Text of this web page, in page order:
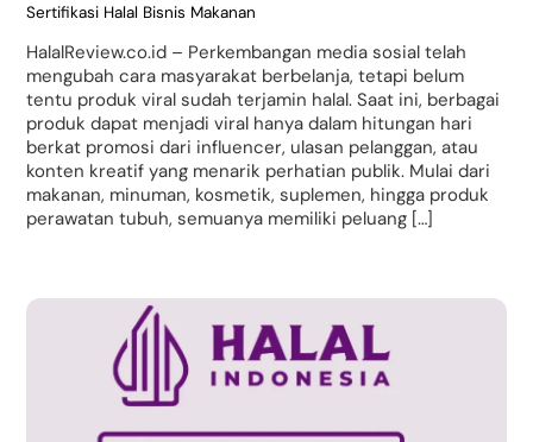
Sertifikasi Halal Bisnis Makanan
HalalReview.co.id – Perkembangan media sosial telah
mengubah cara masyarakat berbelanja, tetapi belum
tentu produk viral sudah terjamin halal. Saat ini, berbagai
produk dapat menjadi viral hanya dalam hitungan hari
berkat promosi dari influencer, ulasan pelanggan, atau
konten kreatif yang menarik perhatian publik. Mulai dari
makanan, minuman, kosmetik, suplemen, hingga produk
perawatan tubuh, semuanya memiliki peluang […]